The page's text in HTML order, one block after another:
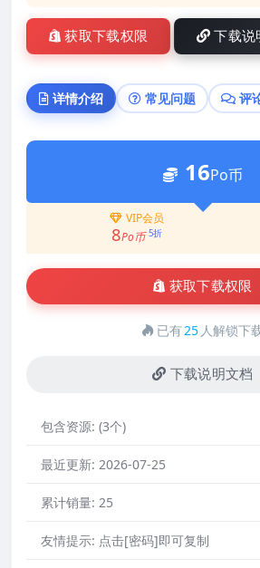
获取下载权限 下载说
详情介绍 常见问题 评
16Po币
VIP会员
8Po币 5折
获取下载权限
已有25 人解锁下
下载说明文档
包含资源: (3个)
最近更新: 2026-07-25
累计销量: 25
友情提示: 点击[密码]即可复制